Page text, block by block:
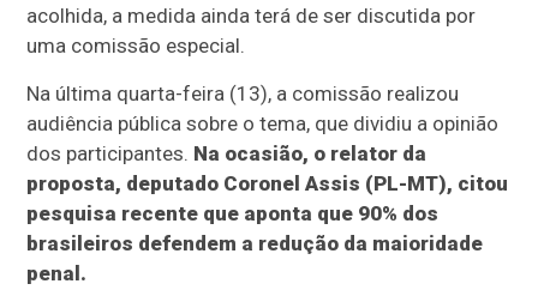
acolhida, a medida ainda terá de ser discutida por
uma comissão especial.
Na última quarta-feira (13), a comissão realizou
audiência pública sobre o tema, que dividiu a opinião
dos participantes. Na ocasião, o relator da
proposta, deputado Coronel Assis (PL-MT), citou
pesquisa recente que aponta que 90% dos
brasileiros defendem a redução da maioridade
penal.